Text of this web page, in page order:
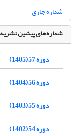
شماره جاری
شماره‌های پیشین نشریه
دوره 57 (1405)
دوره 56 (1404)
دوره 55 (1403)
دوره 54 (1402)